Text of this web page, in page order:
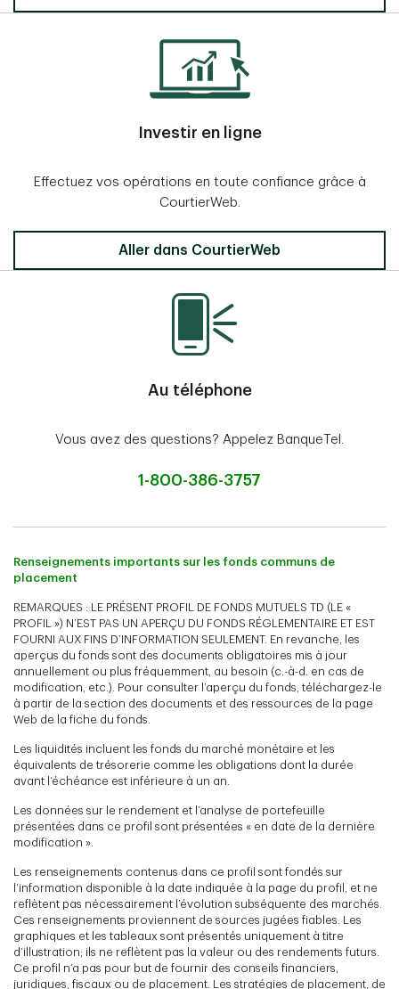
Investir en ligne
Effectuez vos opérations en toute confiance grâce à
CourtierWeb.
Aller dans CourtierWeb
Au téléphone
Vous avez des questions? Appelez BanqueTel.
1-800-386-3757
Renseignements importants sur les fonds communs de
placement
REMARQUES : LE PRÉSENT PROFIL DE FONDS MUTUELS TD (LE «
PROFIL ») N’EST PAS UN APERÇU DU FONDS RÉGLEMENTAIRE ET EST
FOURNI AUX FINS D’INFORMATION SEULEMENT. En revanche, les
aperçus du fonds sont des documents obligatoires mis à jour
annuellement ou plus fréquemment, au besoin (c.-à-d. en cas de
modification, etc.). Pour consulter l’aperçu du fonds, téléchargez-le
à partir de la section des documents et des ressources de la page
Web de la fiche du fonds.
Les liquidités incluent les fonds du marché monétaire et les
équivalents de trésorerie comme les obligations dont la durée
avant l’échéance est inférieure à un an.
Les données sur le rendement et l’analyse de portefeuille
présentées dans ce profil sont présentées « en date de la dernière
modification ».
Les renseignements contenus dans ce profil sont fondés sur
l’information disponible à la date indiquée à la page du profil, et ne
reflètent pas nécessairement l’évolution subséquente des marchés.
Ces renseignements proviennent de sources jugées fiables. Les
graphiques et les tableaux sont présentés uniquement à titre
d’illustration; ils ne reflètent pas la valeur ou des rendements futurs.
Ce profil n’a pas pour but de fournir des conseils financiers,
juridiques, fiscaux ou de placement. Les stratégies de placement, de